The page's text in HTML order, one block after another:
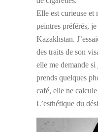
Elle est curieuse et
peintres préférés,
Kazakhstan.
des traits de son
elle me demande
prends quelques
café, elle ne
L’esthétique du